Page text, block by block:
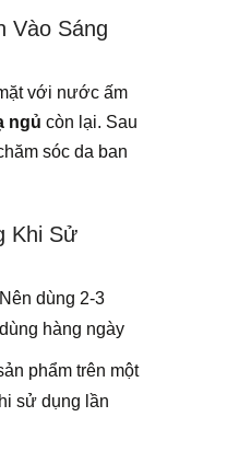
Vào Sáng
với nước ấm
ngủ còn lại. Sau
sóc da ban
Khi Sử
Nên dùng 2-3
hàng ngày
phẩm trên một
sử dụng lần